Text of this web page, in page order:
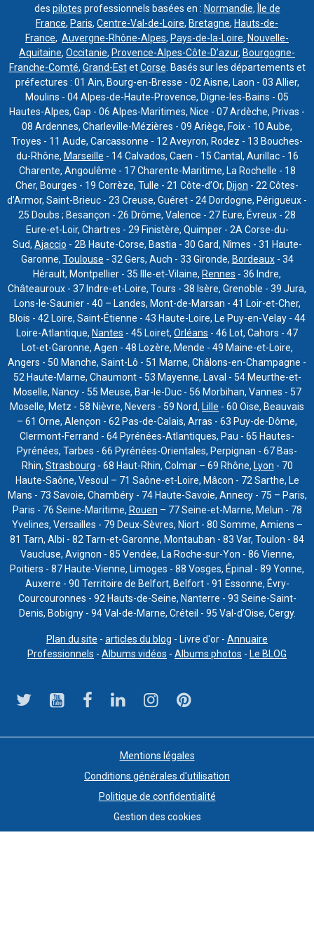
des pilotes professionnels basées en : Normandie,
Île de
France, Paris, Centre-Val-de-Loire, Bretagne, Hauts-de-
France, Auvergne-Rhône-Alpes, Pays-de-la-Loire, Nouvelle-
Aquitaine, Occitanie, Provence-Alpes-Côte-D’azur, Bourgogne-
Franche-Comté, Grand-EstetCorse . Basés sur les départements et
préfectures : 01 Ain, Bourg-en-Bresse - 02 Aisne, Laon - 03 Allier,
Moulins - 04 Alpes-de-Haute-Provence, Digne-les-Bains - 05
Hautes-Alpes, Gap - 06 Alpes-Maritimes, Nice - 07 Ardèche, Privas -
08 Ardennes, Charleville-Mézières - 09 Ariège, Foix - 10 Aube,
Troyes - 11 Aude, Carcassonne - 12 Aveyron, Rodez - 13 Bouches-
du-Rhône, Marseille - 14 Calvados, Caen - 15 Cantal, Aurillac - 16
Charente, Angoulême - 17 Charente-Maritime, La Rochelle - 18
Cher, Bourges - 19 Corrèze, Tulle - 21 Côte-d’Or, Dijon - 22 Côtes-
d’Armor, Saint-Brieuc - 23 Creuse, Guéret - 24 Dordogne, Périgueux -
25 Doubs ; Besançon - 26 Drôme, Valence - 27 Eure, Évreux - 28
Eure-et-Loir, Chartres - 29 Finistère, Quimper - 2A Corse-du-
Sud, Ajaccio - 2B Haute-Corse, Bastia - 30 Gard, Nîmes - 31 Haute-
Garonne, Toulouse - 32 Gers, Auch - 33 Gironde, Bordeaux- 34
Hérault, Montpellier - 35 Ille-et-Vilaine, Rennes - 36 Indre,
Châteauroux - 37 Indre-et-Loire, Tours - 38 Isère, Grenoble - 39 Jura,
Lons-le-Saunier - 40 – Landes, Mont-de-Marsan - 41 Loir-et-Cher,
Blois - 42 Loire, Saint-Étienne - 43 Haute-Loire, Le Puy-en-Velay - 44
Loire-Atlantique, Nantes - 45 Loiret, Orléans - 46 Lot, Cahors - 47
Lot-et-Garonne, Agen - 48 Lozère, Mende - 49 Maine-et-Loire,
Angers - 50 Manche, Saint-Lô - 51 Marne, Châlons-en-Champagne -
52 Haute-Marne, Chaumont - 53 Mayenne, Laval - 54 Meurthe-et-
Moselle, Nancy - 55 Meuse, Bar-le-Duc - 56 Morbihan, Vannes - 57
Moselle, Metz - 58 Nièvre, Nevers - 59 Nord, Lille - 60 Oise, Beauvais
– 61 Orne, Alençon - 62 Pas-de-Calais, Arras - 63 Puy-de-Dôme,
Clermont-Ferrand - 64 Pyrénées-Atlantiques, Pau - 65 Hautes-
Pyrénées, Tarbes - 66 Pyrénées-Orientales, Perpignan - 67 Bas-
Rhin, Strasbourg - 68 Haut-Rhin, Colmar – 69 Rhône, Lyon - 70
Haute-Saône, Vesoul – 71 Saône-et-Loire, Mâcon - 72 Sarthe, Le
Mans - 73 Savoie, Chambéry - 74 Haute-Savoie, Annecy - 75 – Paris,
Paris - 76 Seine-Maritime, Rouen – 77 Seine-et-Marne, Melun - 78
Yvelines, Versailles - 79 Deux-Sèvres, Niort - 80 Somme, Amiens –
81 Tarn, Albi - 82 Tarn-et-Garonne, Montauban - 83 Var, Toulon - 84
Vaucluse, Avignon - 85 Vendée, La Roche-sur-Yon - 86 Vienne,
Poitiers - 87 Haute-Vienne, Limoges - 88 Vosges, Épinal - 89 Yonne,
Auxerre - 90 Territoire de Belfort, Belfort - 91 Essonne, Évry-
Courcouronnes - 92 Hauts-de-Seine, Nanterre - 93 Seine-Saint-
Denis, Bobigny - 94 Val-de-Marne, Créteil - 95 Val-d’Oise, Cergy.
Plan du site - articles du blog - Livre d'or - Annuaire
Professionnels - Albums vidéos - Albums photos - Le BLOG
Mentions légales
Conditions générales d'utilisation
Politique de confidentialité
Gestion des cookies